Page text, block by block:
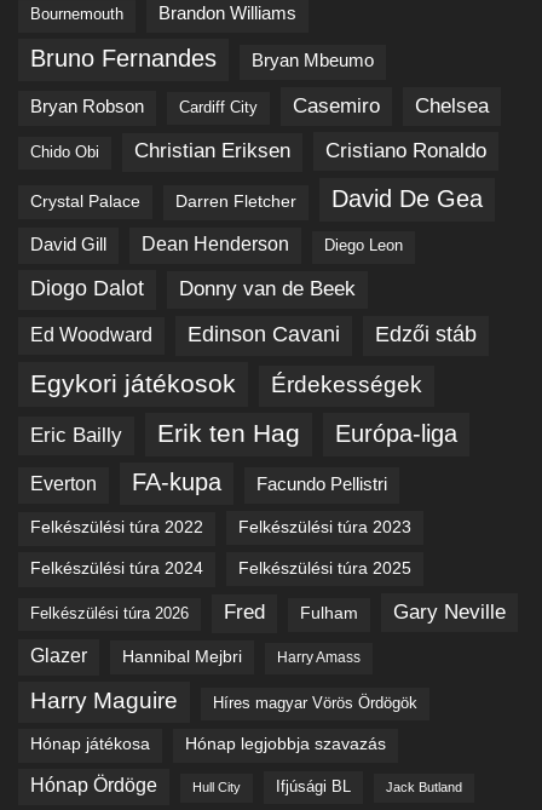
Bournemouth Brandon Williams
Bruno Fernandes Bryan Mbeumo
Bryan Robson Cardiff City Casemiro Chelsea
Chido Obi Christian Eriksen Cristiano Ronaldo
Crystal Palace Darren Fletcher David De Gea
David Gill Dean Henderson Diego Leon
Diogo Dalot Donny van de Beek
Ed Woodward Edinson Cavani Edzői stáb
Egykori játékosok Érdekességek
Eric Bailly Erik ten Hag Európa-liga
Everton FA-kupa Facundo Pellistri
Felkészülési túra 2022 Felkészülési túra 2023
Felkészülési túra 2024 Felkészülési túra 2025
Felkészülési túra 2026 Fred Fulham Gary Neville
Glazer Hannibal Mejbri Harry Amass
Harry Maguire Híres magyar Vörös Ördögök
Hónap játékosa Hónap legjobbja szavazás
Hónap Ördöge Hull City Ifjúsági BL Jack Butland